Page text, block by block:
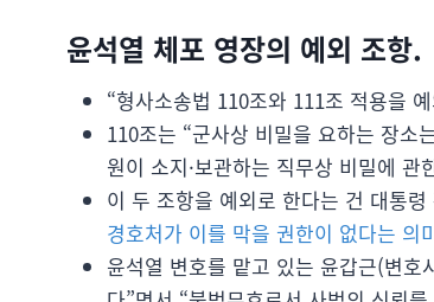
윤석열 체포 영장의 예외 조항.
“형사소송법 110조와 111조 적용을
110조는 “군사상 비밀을 요하는 장소
원이 소지·보관하는 직무상 비밀에
이 두 조항을 예외로 한다는 건 대통
경호처가 이를 막을 권한이 없다는 의
윤석열 변호를 맡고 있는 윤갑근(변